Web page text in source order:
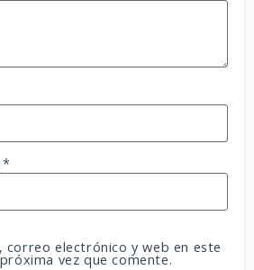
*
correo electrónico y web en este
vez que comente.